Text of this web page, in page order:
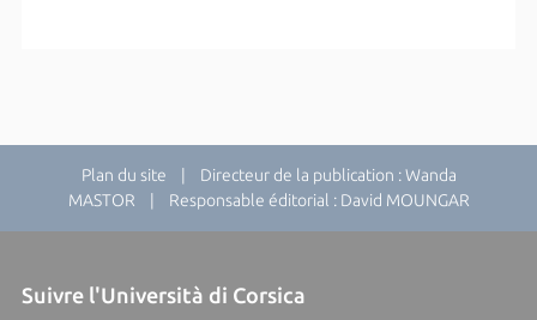
Plan du site | Directeur de la publication : Wanda
MASTOR | Responsable éditorial : David MOUNGAR
Suivre l'Università di Corsica